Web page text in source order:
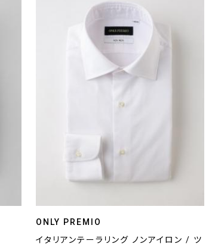
ONLY PREMIO
イタリアンテーラリング ノンアイロン / ツ